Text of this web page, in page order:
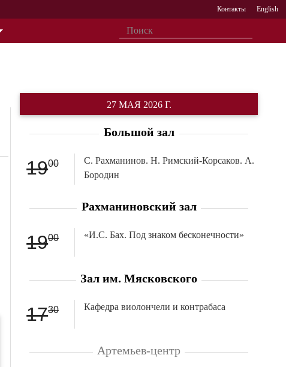
Контакты English
27 МАЯ 2026 Г.
Большой зал
1900
С. Рахманинов. Н. Римский-Корсаков. А.
Бородин
Рахманиновский зал
1900 «И.С. Бах. Под знаком бесконечности»
Зал им. Мясковского
1730 Кафедра виолончели и контрабаса
Артемьев-центр